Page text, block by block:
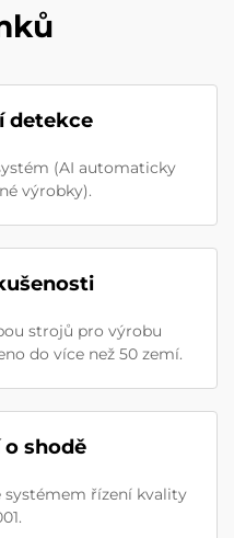
detekce
(AI automaticky
výrobky).
strojů pro výrobu
do více než 50 zemí.
shodě
systémem řízení kvality